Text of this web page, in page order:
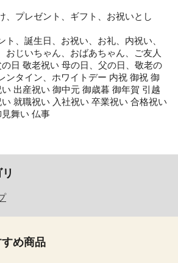
、プレゼント、ギフト、お祝いとし
ト、誕生日、お祝い、お礼、内祝い、
おじいちゃん、おばあちゃん、ご友人
日 敬老祝い 母の日、父の日、敬老の
ンタイン、ホワイトデー 内祝 御祝 御
出産祝い 御中元 御歳暮 御年賀 引越
就職祝い 入社祝い 卒業祝い 合格祝い
舞い 仏事
め商品